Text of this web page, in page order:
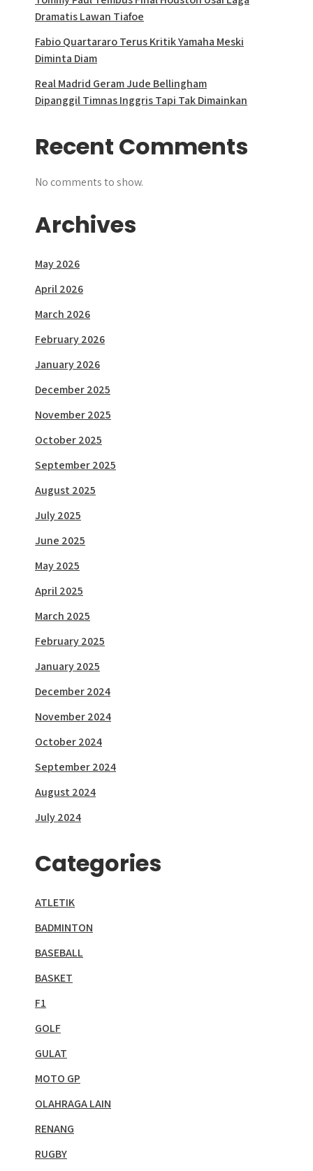
Dramatis Lawan Tiafoe
Fabio Quartararo Terus Kritik Yamaha Meski
Diminta Diam
Real Madrid Geram Jude Bellingham
Dipanggil Timnas Inggris Tapi Tak Dimainkan
Recent Comments
No comments to show.
Archives
May 2026
April 2026
March 2026
February 2026
January 2026
December 2025
November 2025
October 2025
September 2025
August 2025
July 2025
June 2025
May 2025
April 2025
March 2025
February 2025
January 2025
December 2024
November 2024
October 2024
September 2024
August 2024
July 2024
Categories
ATLETIK
BADMINTON
BASEBALL
BASKET
F1
GOLF
GULAT
MOTO GP
OLAHRAGA LAIN
RENANG
RUGBY